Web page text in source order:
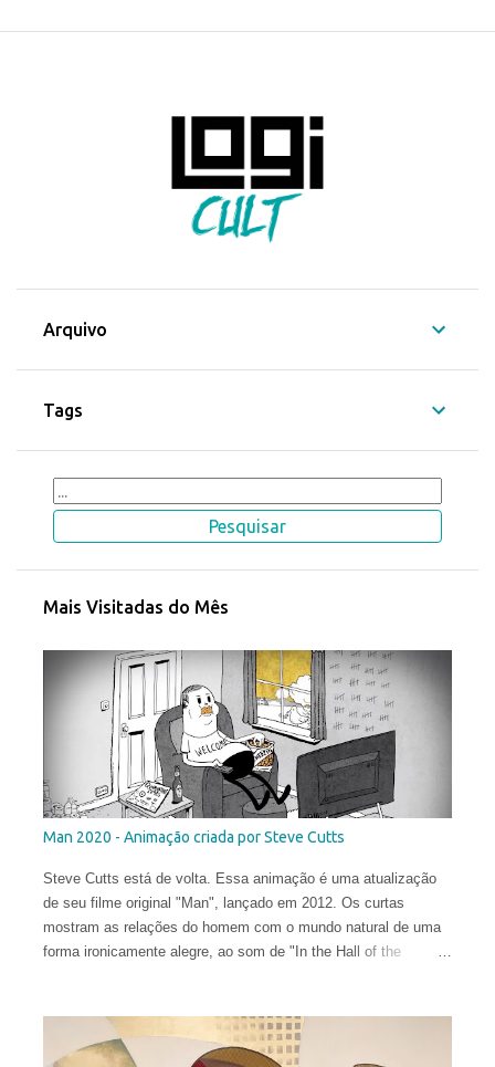
Arquivo
Tags
Mais Visitadas do Mês
Man 2020 - Animação criada por Steve Cutts
Steve Cutts está de volta. Essa animação é uma atualização
de seu filme original "Man", lançado em 2012. Os curtas
mostram as relações do homem com o mundo natural de uma
forma ironicamente alegre, ao som de "In the Hall of the